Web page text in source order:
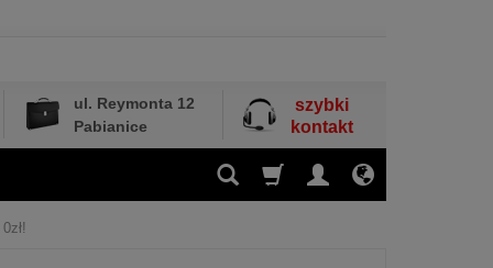
ul. Reymonta 12
Pabianice
szybki
kontakt